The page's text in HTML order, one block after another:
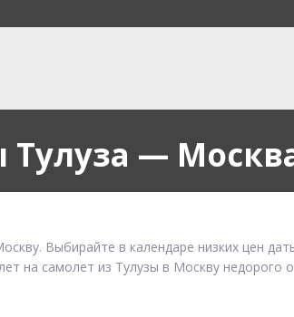
—
Выбирайте в календаре низких цен
на самолет из Тулузы в Москву недорого